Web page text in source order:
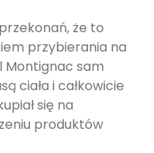
że to
przybierania na
Montignac sam
ciała i całkowicie
się na
produktów